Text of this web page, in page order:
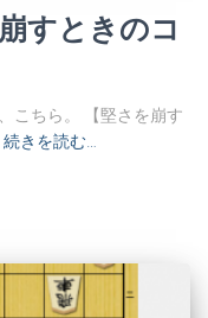
すときのコ
こちら。 【堅さを崩す
続きを読む…